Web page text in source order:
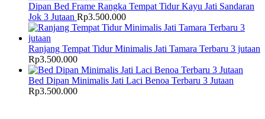
Dipan Bed Frame Rangka Tempat Tidur Kayu Jati Sandaran
Jok 3 Jutaan Rp3.500.000
Ranjang Tempat Tidur Minimalis Jati Tamara Terbaru 3 jutaan
Rp3.500.000
Bed Dipan Minimalis Jati Laci Benoa Terbaru 3 Jutaan
Rp3.500.000